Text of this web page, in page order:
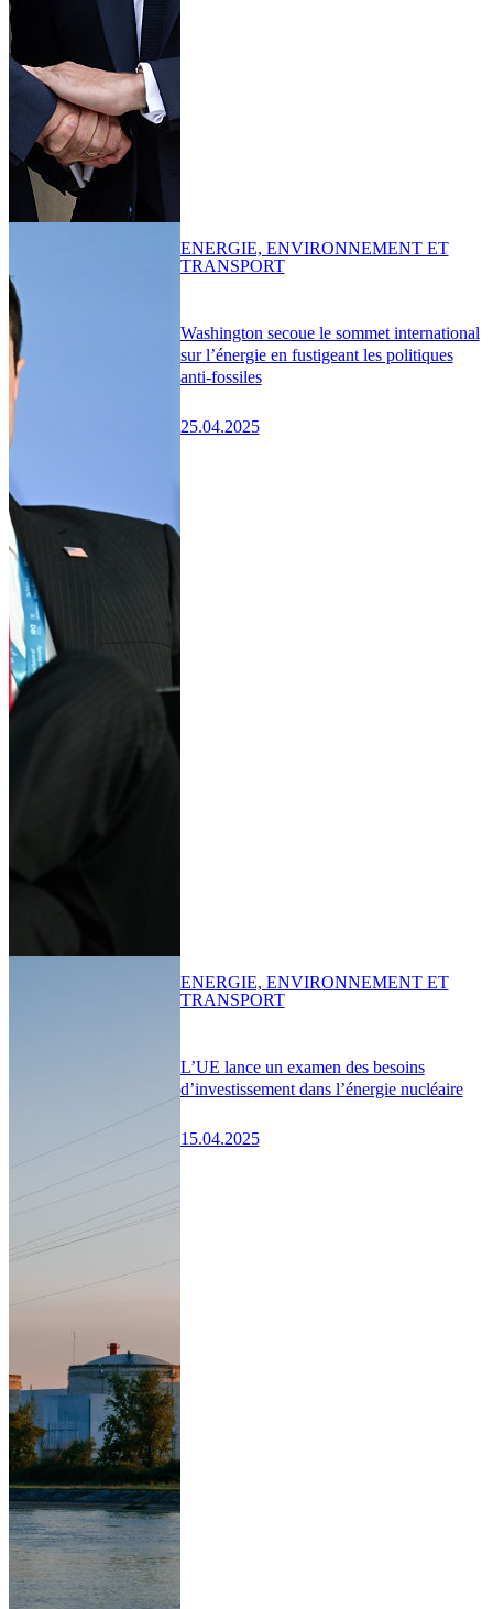
Washington secoue le sommet international
sur l’énergie en fustigeant les politiques
anti-fossiles
25.04.2025
ENERGIE, ENVIRONNEMENT ET
TRANSPORT
L’UE lance un examen des besoins
d’investissement dans l’énergie nucléaire
15.04.2025
ENERGIE, ENVIRONNEMENT ET
TRANSPORT